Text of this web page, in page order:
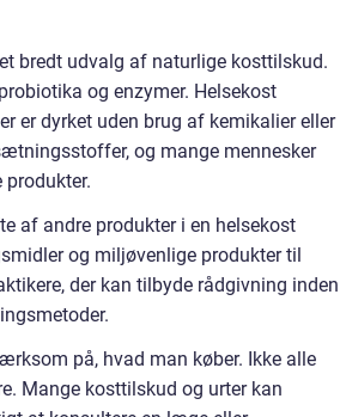
bredt udvalg af naturlige kosttilskud.
og enzymer. Helsekost
er dyrket uden brug af kemikalier eller
og mange mennesker
produkter.
af andre produkter i en helsekost
og miljøvenlige produkter til
der kan tilbyde rådgivning inden
på, hvad man køber. Ikke alle
Mange kosttilskud og urter kan